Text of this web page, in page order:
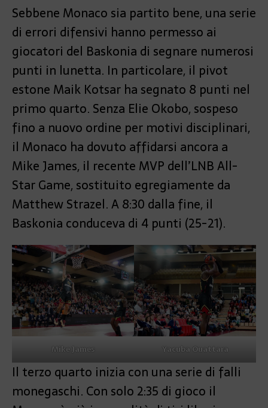
Sebbene Monaco sia partito bene, una serie
di errori difensivi hanno permesso ai
giocatori del Baskonia di segnare numerosi
punti in lunetta. In particolare, il pivot
estone Maik Kotsar ha segnato 8 punti nel
primo quarto. Senza Elie Okobo, sospeso
fino a nuovo ordine per motivi disciplinari,
il Monaco ha dovuto affidarsi ancora a
Mike James, il recente MVP dell’LNB All-
Star Game, sostituito egregiamente da
Matthew Strazel. A 8:30 dalla fine, il
Baskonia conduceva di 4 punti (25-21).
Mike James Yacuba Ouattara
Il terzo quarto inizia con una serie di falli
monegaschi. Con solo 2:35 di gioco il